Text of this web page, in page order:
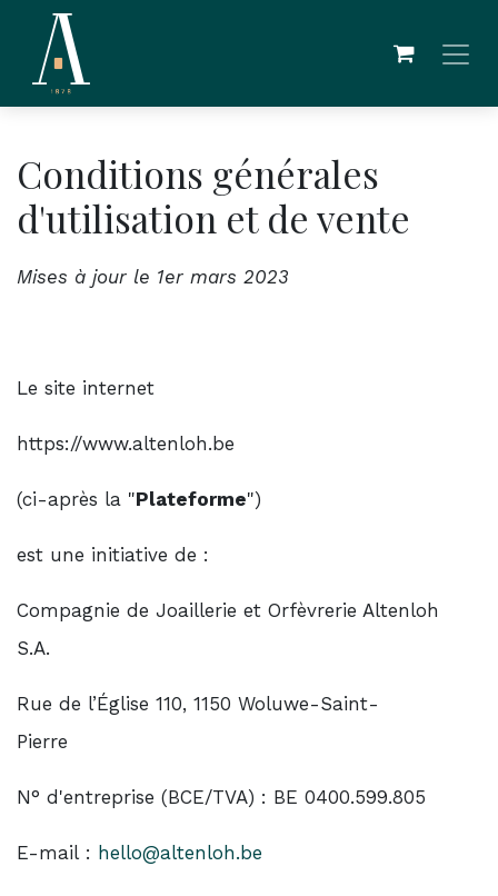
Se rendre au contenu
Conditions générales
d'utilisation et de vente
Mises à jour le 1er mars 2023
Le site internet
https://www.altenloh.be
(ci-après la "Plateforme")
est une initiative de :
Compagnie de Joaillerie et Orfèvrerie Altenloh
S.A.
Rue de l’Église 110, 1150 Woluwe-Saint-
Pierre
N° d'entreprise (BCE/TVA) : BE 0400.599.805
E-mail : hello@altenloh.be